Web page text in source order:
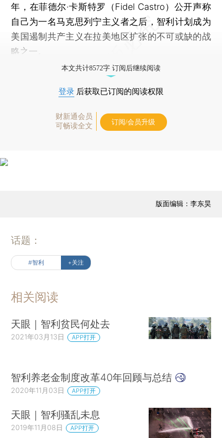
年，在菲德尔·卡斯特罗（Fidel Castro）公开声称
自己为一名马克思列宁主义者之后，智利计划成为
美国遏制共产主义在拉美地区扩张的不可或缺的战
略之一。
本文共计8572字 订阅后继续阅读
登录 后获取已订阅的阅读权限
财新通会员
可畅读全文
订阅/会员升级
版面编辑：李东昊
话题：
#智利 +关注
相关阅读
天眼｜智利贫民何处去
2021年03月13日 APP打开
智利养老金制度改革40年回顾与总结
2020年11月03日 APP打开
天眼｜智利骚乱未息
2019年11月08日 APP打开